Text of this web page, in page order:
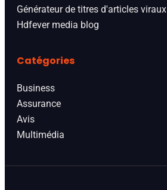
Générateur de titres d'articles viraux
Hdfever media blog
Catégories
Business
Assurance
Avis
Multimédia